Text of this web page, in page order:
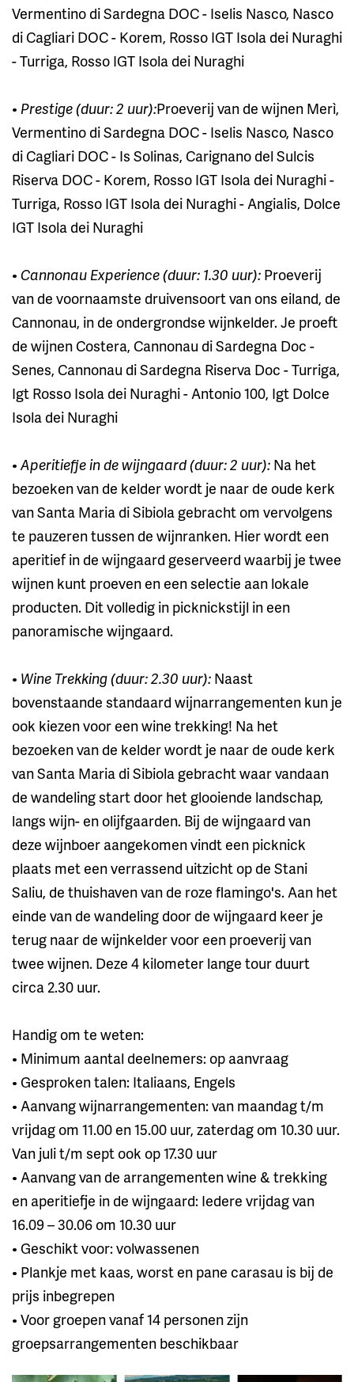
Vermentino di Sardegna DOC - Iselis Nasco, Nasco
di Cagliari DOC - Korem, Rosso IGT Isola dei Nuraghi
- Turriga, Rosso IGT Isola dei Nuraghi
• Prestige (duur: 2 uur):Proeverij van de wijnen Merì,
Vermentino di Sardegna DOC - Iselis Nasco, Nasco
di Cagliari DOC - Is Solinas, Carignano del Sulcis
Riserva DOC - Korem, Rosso IGT Isola dei Nuraghi -
Turriga, Rosso IGT Isola dei Nuraghi - Angialis, Dolce
IGT Isola dei Nuraghi
• Cannonau Experience (duur: 1.30 uur): Proeverij
van de voornaamste druivensoort van ons eiland, de
Cannonau, in de ondergrondse wijnkelder. Je proeft
de wijnen Costera, Cannonau di Sardegna Doc -
Senes, Cannonau di Sardegna Riserva Doc - Turriga,
Igt Rosso Isola dei Nuraghi - Antonio 100, Igt Dolce
Isola dei Nuraghi
• Aperitiefje in de wijngaard (duur: 2 uur): Na het
bezoeken van de kelder wordt je naar de oude kerk
van Santa Maria di Sibiola gebracht om vervolgens
te pauzeren tussen de wijnranken. Hier wordt een
aperitief in de wijngaard geserveerd waarbij je twee
wijnen kunt proeven en een selectie aan lokale
producten. Dit volledig in picknickstijl in een
panoramische wijngaard.
• Wine Trekking (duur: 2.30 uur): Naast
bovenstaande standaard wijnarrangementen kun je
ook kiezen voor een wine trekking! Na het
bezoeken van de kelder wordt je naar de oude kerk
van Santa Maria di Sibiola gebracht waar vandaan
de wandeling start door het glooiende landschap,
langs wijn- en olijfgaarden. Bij de wijngaard van
deze wijnboer aangekomen vindt een picknick
plaats met een verrassend uitzicht op de Stani
Saliu, de thuishaven van de roze flamingo's. Aan het
einde van de wandeling door de wijngaard keer je
terug naar de wijnkelder voor een proeverij van
twee wijnen. Deze 4 kilometer lange tour duurt
circa 2.30 uur.
Handig om te weten:
• Minimum aantal deelnemers: op aanvraag
• Gesproken talen: Italiaans, Engels
• Aanvang wijnarrangementen: van maandag t/m
vrijdag om 11.00 en 15.00 uur, zaterdag om 10.30 uur.
Van juli t/m sept ook op 17.30 uur
• Aanvang van de arrangementen wine & trekking
en aperitiefje in de wijngaard: Iedere vrijdag van
16.09 – 30.06 om 10.30 uur
• Geschikt voor: volwassenen
• Plankje met kaas, worst en pane carasau is bij de
prijs inbegrepen
• Voor groepen vanaf 14 personen zijn
groepsarrangementen beschikbaar